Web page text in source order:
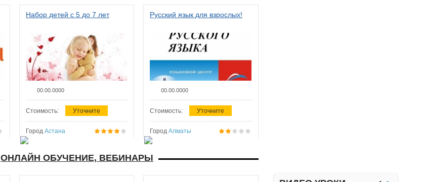
Набор детей с 5 до 7 лет
00.00.0000
Стоимость: Уточните
Город Астана
Русский язык для взрослых!
00.00.0000
Стоимость: Уточните
Город Алматы
ОНЛАЙН ОБУЧЕНИЕ, ВЕБИНАРЫ